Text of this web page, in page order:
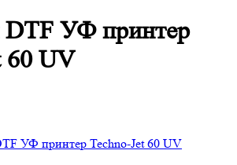
УФ принтер
60 UV